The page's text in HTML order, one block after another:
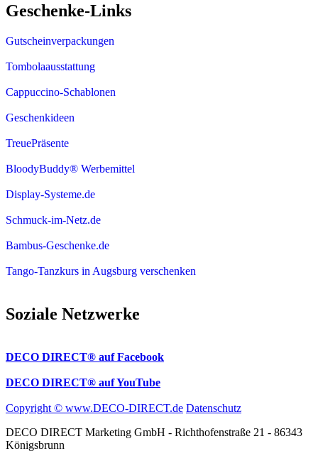
Geschenke-Links
Gutscheinverpackungen
Tombolaausstattung
Cappuccino-Schablonen
Geschenkideen
TreuePräsente
BloodyBuddy® Werbemittel
Display-Systeme.de
Schmuck-im-Netz.de
Bambus-Geschenke.de
Tango-Tanzkurs in Augsburg verschenken
Soziale Netzwerke
DECO DIRECT® auf Facebook
DECO DIRECT® auf YouTube
Copyright © www.DECO-DIRECT.de Datenschutz
DECO DIRECT Marketing GmbH - Richthofenstraße 21 - 86343
Königsbrunn